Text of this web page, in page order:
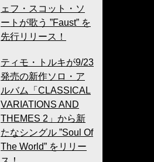
ェフ・スコット・ソ
ートが歌う ”Faust” を
先行リリース！
ティモ・トルキが9/23
発売の新作ソロ・ア
ルバム「CLASSICAL
VARIATIONS AND
THEMES 2」から新
たなシングル ”Soul Of
The World” をリリー